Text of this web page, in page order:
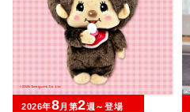
2026年8月第2週～登場